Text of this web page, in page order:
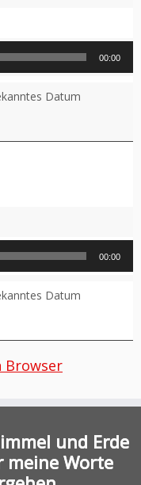
00:00
Datum
00:00
Datum
Browser
und Erde
meine Worte